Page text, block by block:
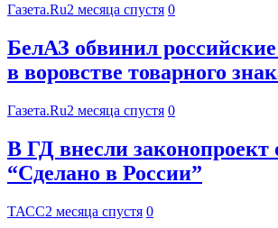
Газета.Ru2 месяца спустя 0
БелАЗ обвинил
в воровстве товарного
Газета.Ru2 месяца спустя 0
В ГД внесли законопроект
“Сделано в России”
ТАСС2 месяца спустя 0